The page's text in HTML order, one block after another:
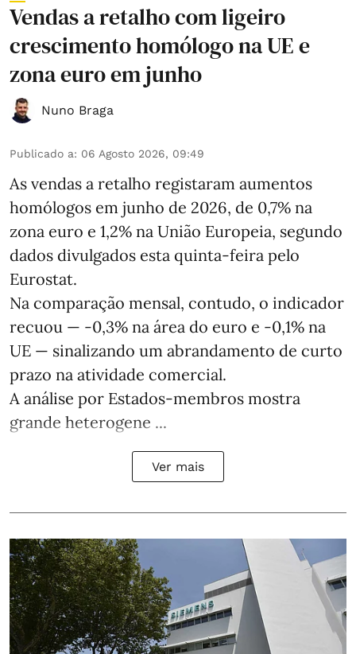
Vendas a retalho com ligeiro
crescimento homólogo na UE e
zona euro em junho
Nuno Braga
Publicado a: 06 Agosto 2026, 09:49
As vendas a retalho registaram aumentos
homólogos em junho de 2026, de 0,7% na
zona euro e 1,2% na União Europeia, segundo
dados divulgados esta quinta-feira pelo
Eurostat.
Na comparação mensal, contudo, o indicador
recuou — -0,3% na área do euro e -0,1% na
UE — sinalizando um abrandamento de curto
prazo na atividade comercial.
A análise por Estados‑membros mostra
grande heterogene ...
Ver mais